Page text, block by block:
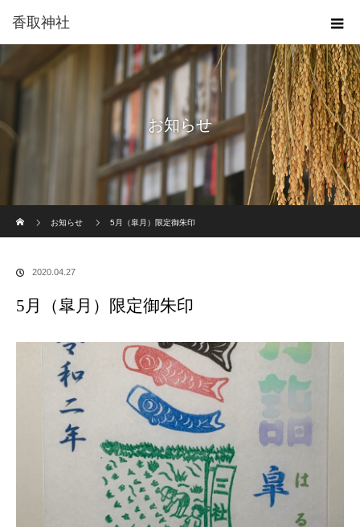
香取神社
お知らせ
お知らせ
5月（皐月）限定御朱印
2020.04.27
5月（皐月）限定御朱印